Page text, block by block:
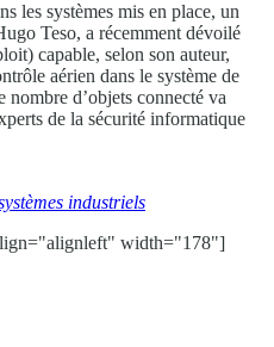
les systèmes mis en place, un
Teso, a récemment dévoilé
capable, selon son auteur,
aérien dans le système de
d’objets connecté va
de la sécurité informatique
industriels
width="178"]